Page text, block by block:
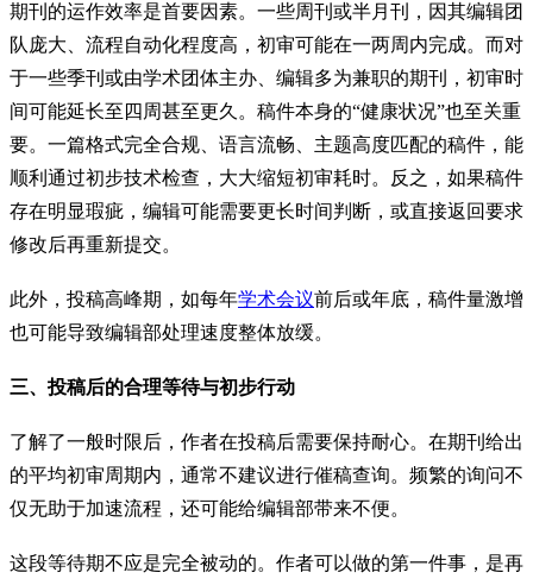
期刊的运作效率是首要因素。一些周刊或半月刊，因其编辑团
队庞大、流程自动化程度高，初审可能在一两周内完成。而对
于一些季刊或由学术团体主办、编辑多为兼职的期刊，初审时
间可能延长至四周甚至更久。稿件本身的“健康状况”也至关重
要。一篇格式完全合规、语言流畅、主题高度匹配的稿件，能
顺利通过初步技术检查，大大缩短初审耗时。反之，如果稿件
存在明显瑕疵，编辑可能需要更长时间判断，或直接返回要求
修改后再重新提交。
此外，投稿高峰期，如每年学术会议前后或年底，稿件量激增
也可能导致编辑部处理速度整体放缓。
三、投稿后的合理等待与初步行动
了解了一般时限后，作者在投稿后需要保持耐心。在期刊给出
的平均初审周期内，通常不建议进行催稿查询。频繁的询问不
仅无助于加速流程，还可能给编辑部带来不便。
这段等待期不应是完全被动的。作者可以做的第一件事，是再